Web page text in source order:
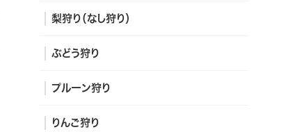
梨狩り（なし狩り）
ぶどう狩り
プルーン狩り
りんご狩り